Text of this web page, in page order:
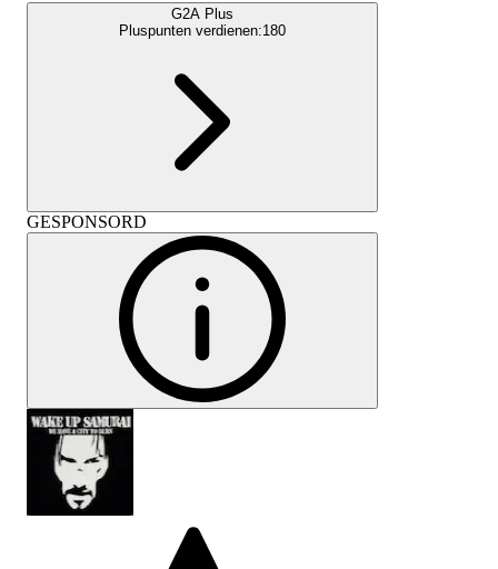
G2A Plus
Pluspunten verdienen:180
GESPONSORD